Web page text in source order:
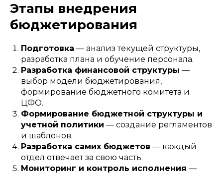
Этапы внедрения
бюджетирования
Подготовка — анализ текущей структуры,
разработка плана и обучение персонала.
Разработка финансовой структуры —
выбор модели бюджетирования,
формирование бюджетного комитета и
ЦФО.
Формирование бюджетной структуры и
учетной политики — создание регламентов
и шаблонов.
Разработка самих бюджетов — каждый
отдел отвечает за свою часть.
Мониторинг и контроль исполнения —